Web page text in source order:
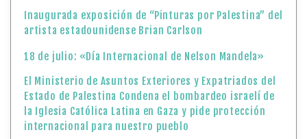
Inaugurada exposición de “Pinturas por Palestina” del
artista estadounidense Brian Carlson
18 de julio: «Día Internacional de Nelson Mandela»
El Ministerio de Asuntos Exteriores y Expatriados del
Estado de Palestina Condena el bombardeo israelí de
la Iglesia Católica Latina en Gaza y pide protección
internacional para nuestro pueblo